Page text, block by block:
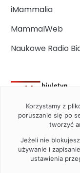
iMammalia
MammalWeb
Naukowe Radio
Korzystamy z
poruszanie się po
tworzyć
Jeżeli nie
używanie i
ustawienia